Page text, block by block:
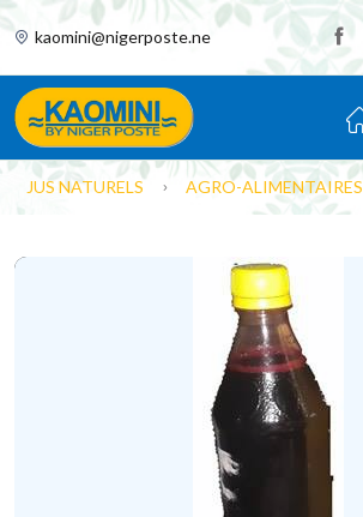
kaomini@nigerposte.ne
JUS NATURELS AGRO-ALIMENTAIRES